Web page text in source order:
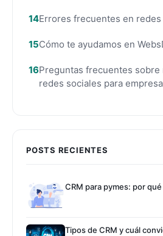
Errores frecuentes en
Cómo te ayudamos en
Preguntas frecuentes sobre
redes sociales para
POSTS RECIENTES
CRM para pymes: por
Tipos de CRM y cuál